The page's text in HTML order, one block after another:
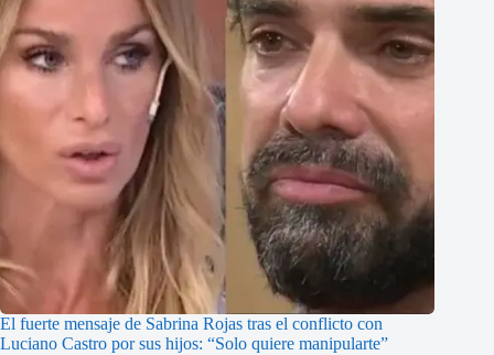
El fuerte mensaje de Sabrina Rojas tras el conflicto con
Luciano Castro por sus hijos: “Solo quiere manipularte”